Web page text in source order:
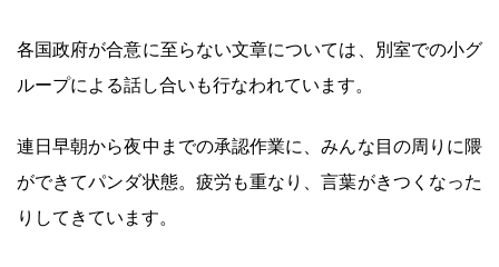
各国政府が合意に至らない文章については、別室での小グ
ループによる話し合いも行なわれています。
連日早朝から夜中までの承認作業に、みんな目の周りに隈
ができてパンダ状態。疲労も重なり、言葉がきつくなった
りしてきています。